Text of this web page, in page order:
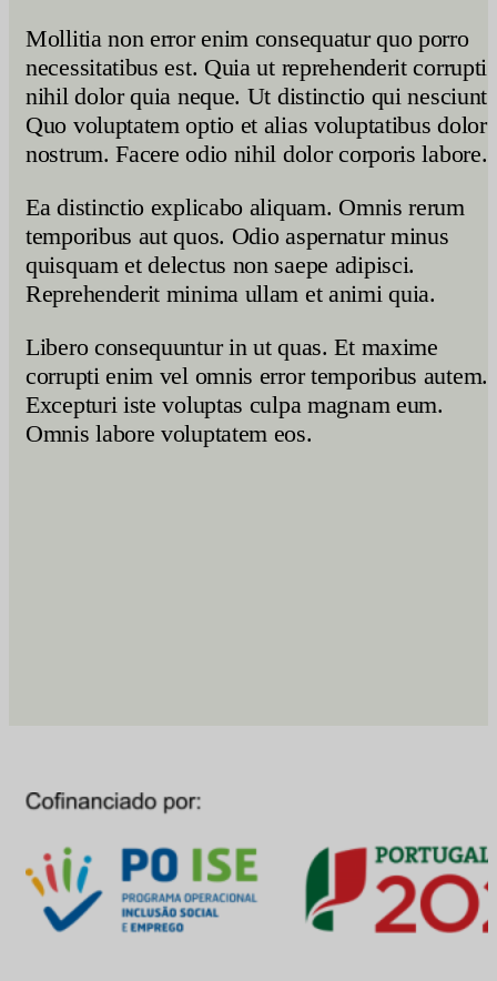
Mollitia non error enim consequatur quo porro
necessitatibus est. Quia ut reprehenderit corrupti
nihil dolor quia neque. Ut distinctio qui nesciunt.
Quo voluptatem optio et alias voluptatibus dolor
nostrum. Facere odio nihil dolor corporis labore.
Ea distinctio explicabo aliquam. Omnis rerum
temporibus aut quos. Odio aspernatur minus
quisquam et delectus non saepe adipisci.
Reprehenderit minima ullam et animi quia.
Libero consequuntur in ut quas. Et maxime
corrupti enim vel omnis error temporibus autem.
Excepturi iste voluptas culpa magnam eum.
Omnis labore voluptatem eos.